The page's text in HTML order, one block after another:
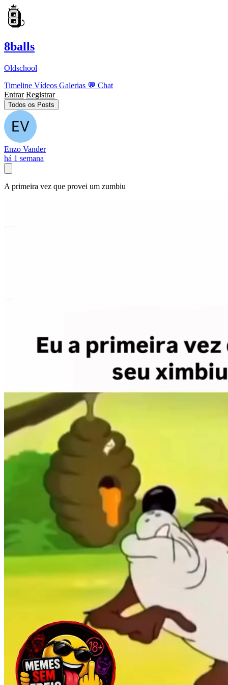
8balls
Oldschool
Timeline Vídeos Galerias 💬 Chat
Entrar Registrar
Todos os Posts
Enzo Vander
há 1 semana
A primeira vez que provei um zumbiu